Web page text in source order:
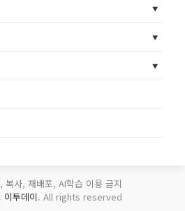
복사, 재배포, AI학습 이용 금지
이투데이. All rights reserved